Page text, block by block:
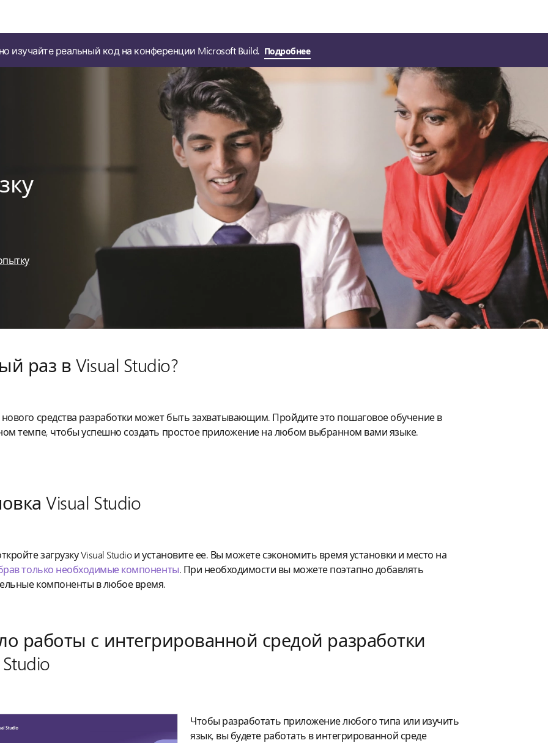
изучайте реальный код на конференции Microsoft Build. Подробнее
раз в Visual Studio?
средства разработки может быть захватывающим. Пройдите это пошаговое обучение в
темпе, чтобы успешно создать простое приложение на любом выбранном вами языке.
Visual Studio
загрузку Visual Studio и установите ее. Вы можете сэкономить время установки и место на
только необходимые компоненты. При необходимости вы можете поэтапно добавлять
компоненты в любое время.
работы с интегрированной средой разработки
Чтобы разработать приложение любого типа или изучить
язык, вы будете работать в интегрированной среде